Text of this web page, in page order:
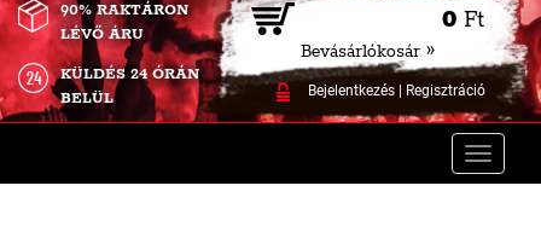
0 Ft
Bevásárlókosár »
Bejelentkezés| Regisztráció
90% RAKTÁRON
LÉVŐ ÁRU
KÜLDÉS 24 ÓRÁN
BELÜL
Toggle